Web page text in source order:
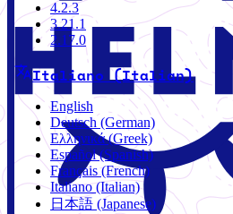
4.2.3
3.21.1
2.17.0
Italiano (Italian)
English
Deutsch (German)
Ελληνικά (Greek)
Español (Spanish)
Français (French)
Italiano (Italian)
日本語 (Japanese)